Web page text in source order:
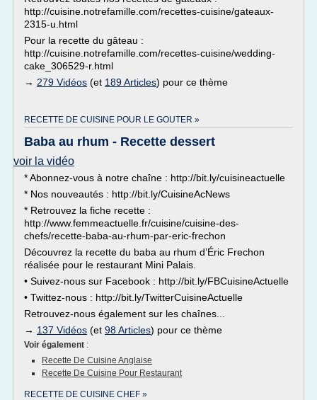
http://cuisine.notrefamille.com/recettes-cuisine/gateaux-
2315-u.html
Pour la recette du gâteau :
http://cuisine.notrefamille.com/recettes-cuisine/wedding-
cake_306529-r.html
→ 279 Vidéos (et 189 Articles) pour ce thème
RECETTE DE CUISINE POUR LE GOUTER »
Baba au rhum - Recette dessert
voir la vidéo
* Abonnez-vous à notre chaîne : http://bit.ly/cuisineactuelle
* Nos nouveautés : http://bit.ly/CuisineAcNews
* Retrouvez la fiche recette :
http://www.femmeactuelle.fr/cuisine/cuisine-des-
chefs/recette-baba-au-rhum-par-eric-frechon
Découvrez la recette du baba au rhum d’Éric Frechon
réalisée pour le restaurant Mini Palais.
• Suivez-nous sur Facebook : http://bit.ly/FBCuisineActuelle
• Twittez-nous : http://bit.ly/TwitterCuisineActuelle
Retrouvez-nous également sur les chaînes...
→ 137 Vidéos (et 98 Articles) pour ce thème
Voir également :
Recette De Cuisine Anglaise
Recette De Cuisine Pour Restaurant
RECETTE DE CUISINE CHEF »